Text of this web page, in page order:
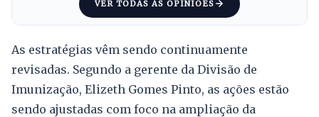
VER TODAS AS OPINIÕES
As estratégias vêm sendo continuamente
revisadas. Segundo a gerente da Divisão de
Imunização, Elizeth Gomes Pinto, as ações estão
sendo ajustadas com foco na ampliação da